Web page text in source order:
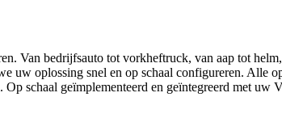
Van bedrijfsauto tot vorkheftruck, van aap tot
uw oplossing snel en op schaal configureren. Alle
Op schaal geïmplementeerd en geïntegreerd met uw